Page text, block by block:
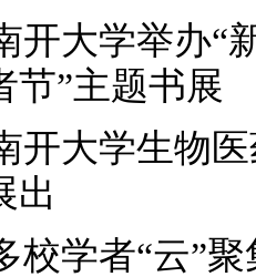
开大学举办
节”主题书展
开大学生物
出
校学者“云”